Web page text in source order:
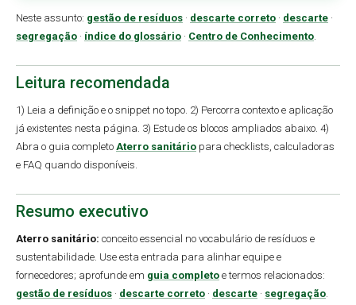
Neste assunto: gestão de resíduos · descarte correto · descarte ·
segregação · índice do glossário · Centro de Conhecimento
Leitura recomendada
1) Leia a definição e o snippet no topo. 2) Percorra contexto e aplicação
já existentes nesta página. 3) Estude os blocos ampliados abaixo. 4)
Abra o guia completo Aterro sanitário para checklists, calculadoras
e FAQ quando disponíveis.
Resumo executivo
Aterro sanitário: conceito essencial no vocabulário de resíduos e
sustentabilidade. Use esta entrada para alinhar equipe e
fornecedores; aprofunde em guia completo e termos relacionados:
gestão de resíduos · descarte correto · descarte · segregação